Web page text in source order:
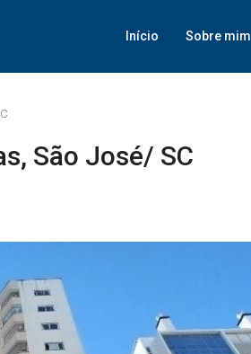
Início Sobre mim
São José/ SC